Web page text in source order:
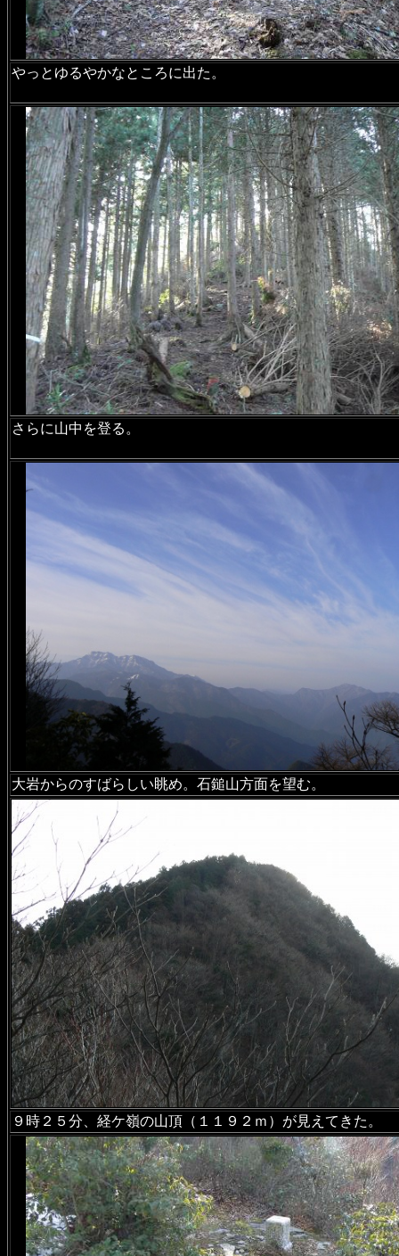
やっとゆるやかなところに出た。
さらに山中を登る。
大岩からのすばらしい眺め。石鎚山方面を望む。
９時２５分、経ケ嶺の山頂（１１９２ｍ）が見えてきた。